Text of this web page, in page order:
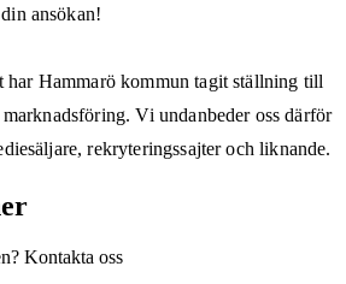
ansökan!
har Hammarö kommun tagit ställning till
Vi undanbeder oss därför
rekryteringssajter och liknande.
Kontakta oss